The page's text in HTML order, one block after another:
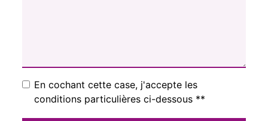
En cochant cette case, j'accepte les
conditions particulières ci-dessous **